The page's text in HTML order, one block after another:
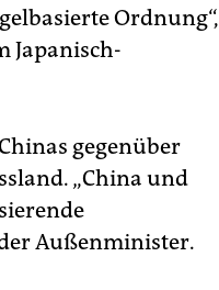
Ordnung“,
Japanisch-
gegenüber
„China und
Außenminister.